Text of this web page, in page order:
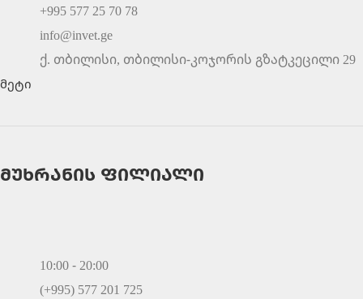
+995 577 25 70 78
info@invet.ge
ქ. თბილისი, თბილისი-კოჯორის გზატკეცილი 29
მეტი
მუხრანის ფილიალი
10:00 - 20:00
(+995) 577 201 725